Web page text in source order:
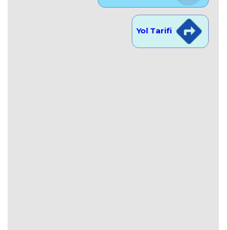
Yol Tarifi